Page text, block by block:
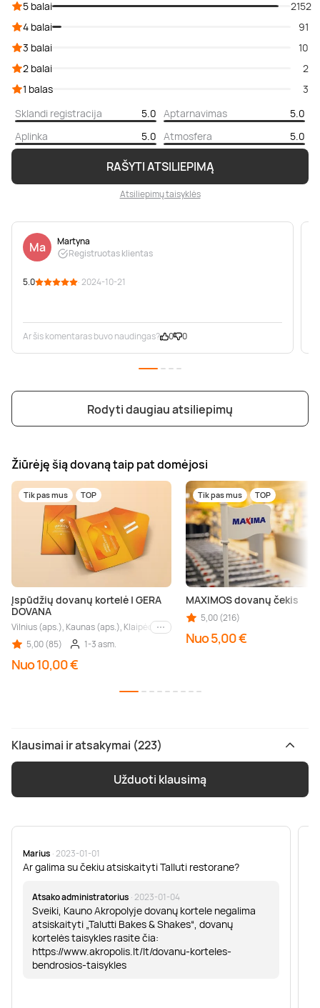
RAŠYTI ATSILIEPIMĄ
Atsiliepimų taisyklės
5 balai
2152
4 balai
91
3 balai
10
2 balai
2
1 balas
3
Sklandi registracija
5.0 Aptarnavimas
5.0
Aplinka
5.0 Atmosfera 5.0
Ma
Martyna
Registruotas klientas
5.0 · 2024-10-21
Ar šis komentaras buvo naudingas? 0 0
Rodyti daugiau atsiliepimų
Žiūrėję šią dovaną taip pat domėjosi
Tik pas mus TOP
Įspūdžių dovanų kortelė | GERA
DOVANA
Vilnius (aps.), Kaunas (aps.), Klaipėda (aps.), Palanga (aps.), Nida (aps.),
Kiti miestai
5,00 (85)
1-3 asm.
Nuo 10,00 €
Tik pas mus TOP
MAXIMOS dovanų čekis
5,00 (216)
Nuo 5,00 €
Klausimai ir atsakymai (223)
Užduoti klausimą
Marius · 2023-01-01
Ar galima su čekiu atsiskaityti Talluti restorane?
Atsako administratorius · 2023-01-04
Sveiki, Kauno Akropolyje dovanų kortele negalima
atsiskaityti „Talutti Bakes & Shakes“, dovanų
kortelės taisykles rasite čia:
https://www.akropolis.lt/lt/dovanu-korteles-
bendrosios-taisykles